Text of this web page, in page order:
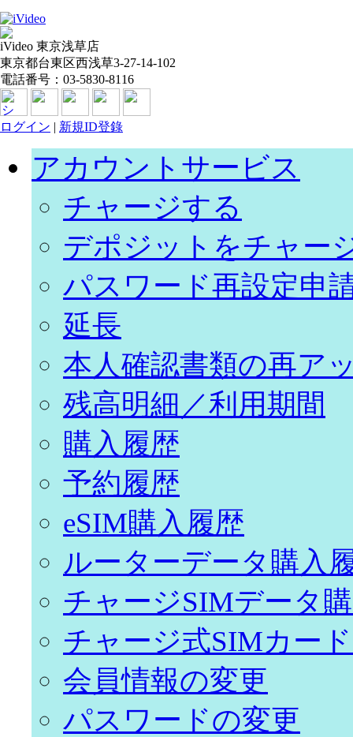
iVideo 東京浅草店
東京都台東区西浅草3-27-14-102
電話番号：03-5830-8116
ログイン | 新規ID登錄
アカウントサービス
チャージする
デポジットをチャー
パスワード再設定申
延長
本人確認書類の再ア
残高明細／利用期間
購入履歴
予約履歴
eSIM購入履歴
ルーターデータ購入
チャージSIMデータ
チャージ式SIMカー
会員情報の変更
パスワードの変更